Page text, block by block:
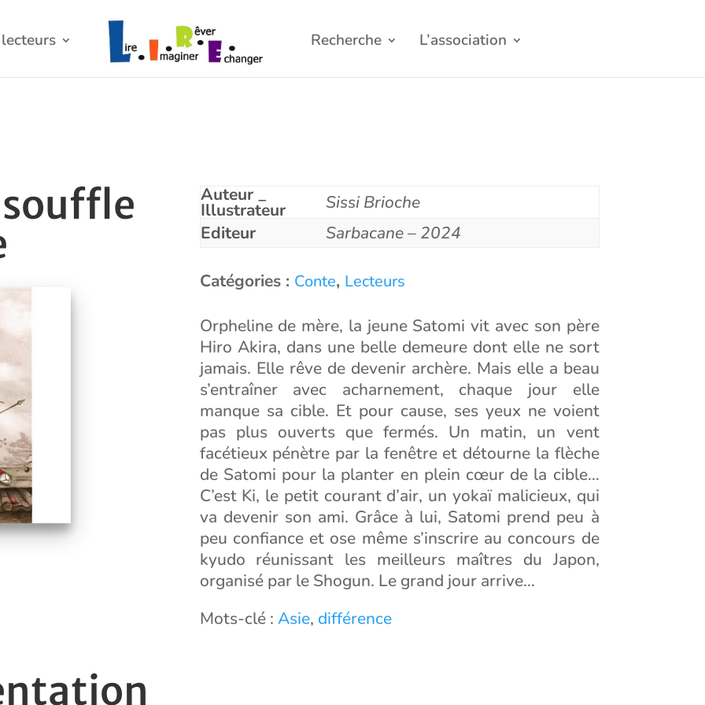
Recherche L’association
Auteur _
Illustrateur
Sissi Brioche
Editeur
Sarbacane – 2024
Catégories : Conte, Lecteurs
Orpheline de mère, la jeune Satomi vit avec son père
Hiro Akira, dans une belle demeure dont elle ne sort
jamais. Elle rêve de devenir archère. Mais elle a beau
s’entraîner avec acharnement, chaque jour elle
manque sa cible. Et pour cause, ses yeux ne voient
pas plus ouverts que fermés. Un matin, un vent
facétieux pénètre par la fenêtre et détourne la flèche
de Satomi pour la planter en plein cœur de la cible…
C’est Ki, le petit courant d’air, un yokaï malicieux, qui
va devenir son ami. Grâce à lui, Satomi prend peu à
peu confiance et ose même s’inscrire au concours de
kyudo réunissant les meilleurs maîtres du Japon,
organisé par le Shogun. Le grand jour arrive…
Mots-clé : Asie, différence